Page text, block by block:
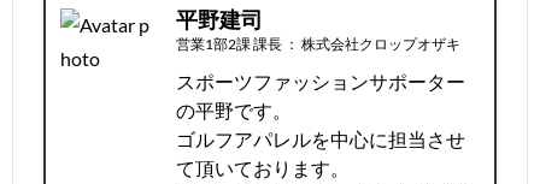
平野建司
営業1部2課 課長 ： 株式会社クロップオザキ
スポーツファッションサポーター
の平野です。
ゴルフアパレルを中心に担当させ
て頂いております。